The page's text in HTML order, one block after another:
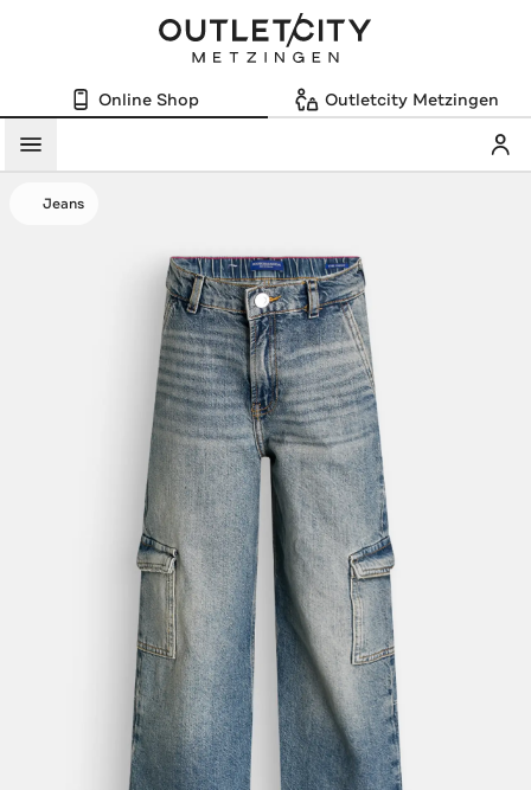
Online Shop Outletcity Metzingen
Menü
Jeans